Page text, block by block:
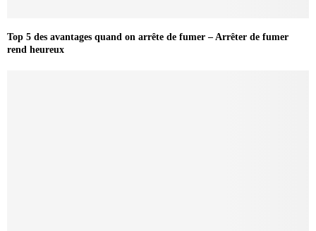
Top 5 des avantages quand on arrête de fumer – Arrêter de fumer
rend heureux